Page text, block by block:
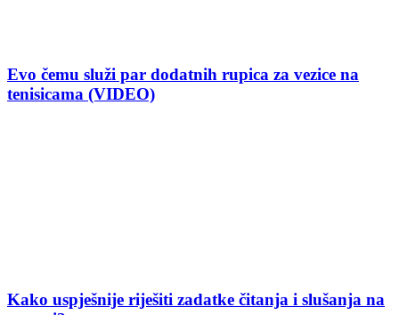
Evo čemu služi par dodatnih rupica za vezice na
tenisicama (VIDEO)
Kako uspješnije riješiti zadatke čitanja i slušanja na